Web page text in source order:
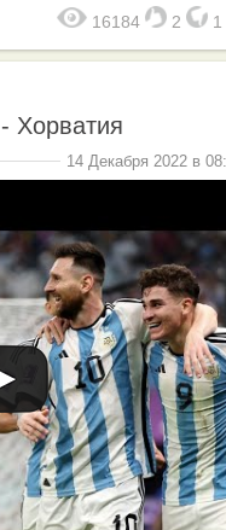
16184 2 1
Хорватия
14 Декабря 2022 в